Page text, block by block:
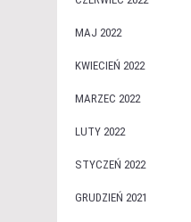
MAJ 2022
KWIECIEŃ 2022
MARZEC 2022
LUTY 2022
STYCZEŃ 2022
GRUDZIEŃ 2021